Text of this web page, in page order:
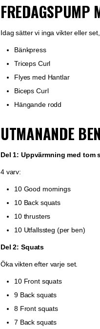
FREDAGSPUMP
Idag sätter vi inga vikter eller
Bänkpress
Triceps Curl
Flyes med Hantlar
Biceps Curl
Hängande rodd
UTMANANDE
Del 1: Uppvärmning med tom
4 varv:
10 Good mornings
10 Back squats
10 thrusters
10 Utfallssteg (per ben)
Del 2: Squats
Öka vikten efter varje set.
10 Front squats
9 Back squats
8 Front squats
7 Back squats